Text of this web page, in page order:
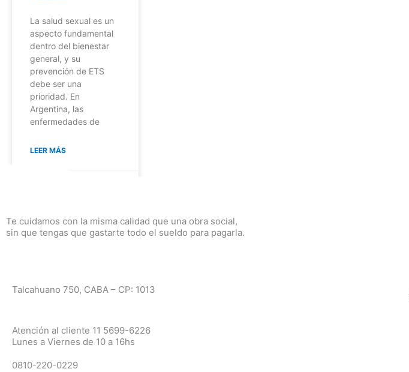
La salud sexual es un
aspecto fundamental
dentro del bienestar
general, y su
prevención de ETS
debe ser una
prioridad. En
Argentina, las
enfermedades de
LEER MÁS
Te cuidamos con la misma calidad que una obra social,
sin que tengas que gastarte todo el sueldo para pagarla.
Talcahuano 750, CABA – CP: 1013
Atención al cliente 11 5699-6226
Lunes a Viernes de 10 a 16hs
0810-220-0229